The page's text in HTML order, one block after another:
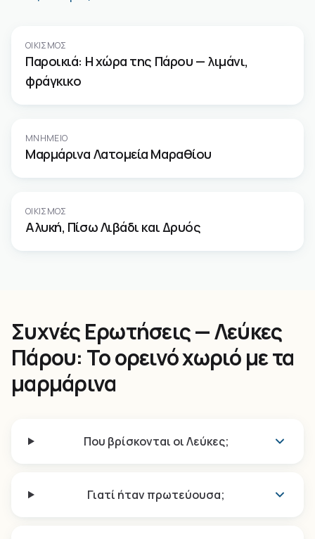
ΟΙΚΙΣΜΌΣ
Παροικιά: Η χώρα της Πάρου — λιμάνι,
φράγκικο
ΜΝΗΜΕΊΟ
Μαρμάρινα Λατομεία Μαραθίου
ΟΙΚΙΣΜΌΣ
Αλυκή, Πίσω Λιβάδι και Δρυός
Συχνές Ερωτήσεις — Λεύκες
Πάρου: Το ορεινό χωριό με τα
μαρμάρινα
Που βρίσκονται οι Λεύκες;
Γιατί ήταν πρωτεύουσα;